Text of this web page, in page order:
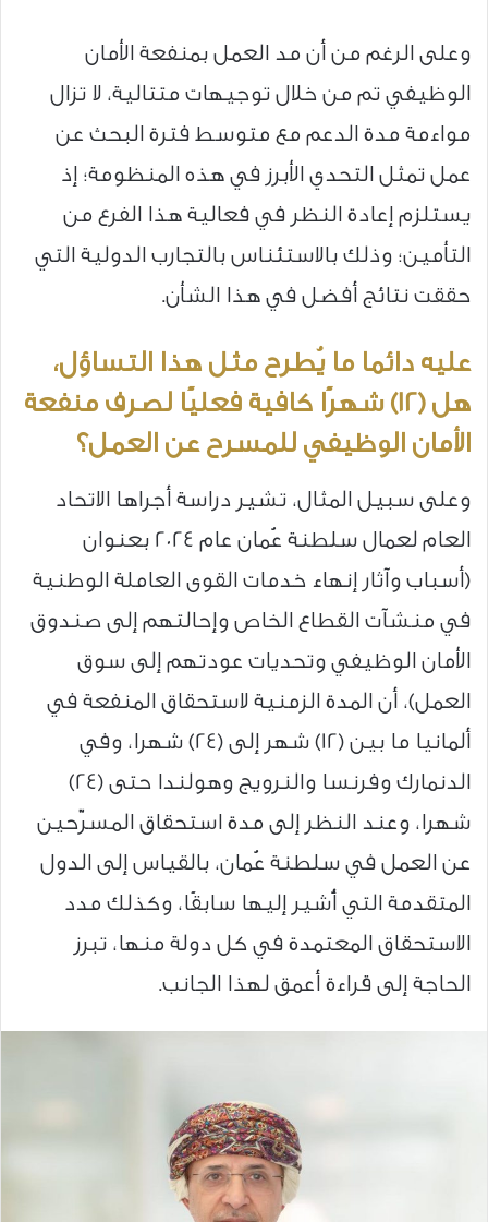
وعلى الرغم من أن مد العمل بمنفعة الأمان
الوظيفي تم من خلال توجيهات متتالية، لا تزال
مواءمة مدة الدعم مع متوسط فترة البحث عن
عمل تمثل التحدي الأبرز في هذه المنظومة؛ إذ
يستلزم إعادة النظر في فعالية هذا الفرع من
التأمين؛ وذلك بالاستئناس بالتجارب الدولية التي
حققت نتائج أفضل في هذا الشأن.
عليه دائما ما يُطرح مثل هذا التساؤل،
هل (12) شهرًا كافية فعليًا لصرف منفعة
الأمان الوظيفي للمسرح عن العمل؟
وعلى سبيل المثال، تشير دراسة أجراها الاتحاد
العام لعمال سلطنة عُمان عام 2024 بعنوان
(أسباب وآثار إنهاء خدمات القوى العاملة الوطنية
في منشآت القطاع الخاص وإحالتهم إلى صندوق
الأمان الوظيفي وتحديات عودتهم إلى سوق
العمل)، أن المدة الزمنية لاستحقاق المنفعة في
ألمانيا ما بين (12) شهر إلى (24) شهرا، وفي
الدنمارك وفرنسا والنرويج وهولندا حتى (24)
شهرا، وعند النظر إلى مدة استحقاق المسرّحين
عن العمل في سلطنة عُمان، بالقياس إلى الدول
المتقدمة التي أُشير إليها سابقًا، وكذلك مدد
الاستحقاق المعتمدة في كل دولة منها، تبرز
الحاجة إلى قراءة أعمق لهذا الجانب.